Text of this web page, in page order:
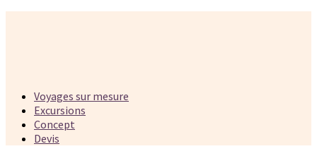
Voyages sur mesure
Excursions
Concept
Devis